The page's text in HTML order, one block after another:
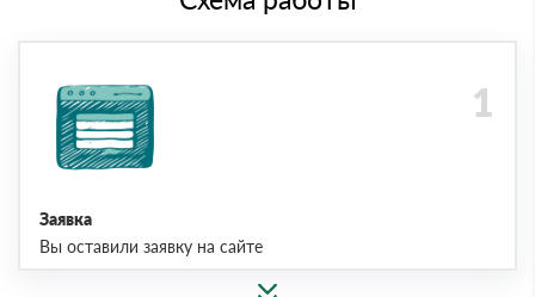
Заявка
Вы оставили заявку на сайте